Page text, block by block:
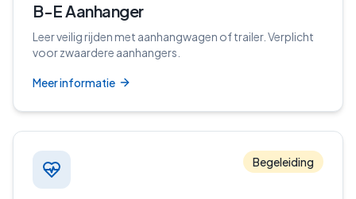
B-E Aanhanger
Leer veilig rijden met aanhangwagen of trailer. Verplicht
voor zwaardere aanhangers.
Meer informatie
Begeleiding